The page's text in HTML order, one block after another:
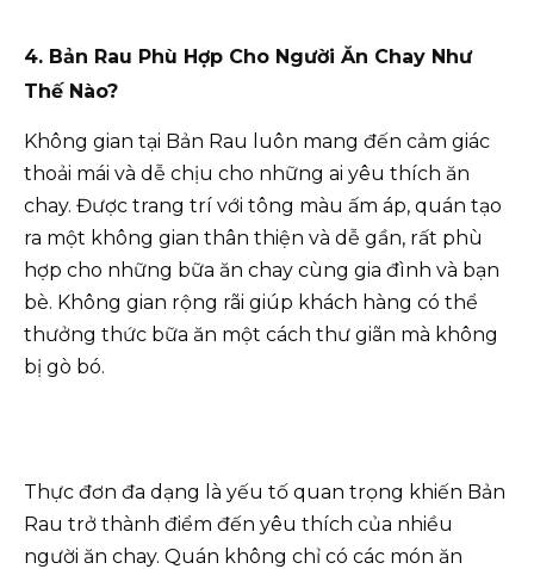
4. Bản Rau Phù Hợp Cho Người Ăn Chay Như
Thế Nào?
Không gian tại Bản Rau luôn mang đến cảm giác
thoải mái và dễ chịu cho những ai yêu thích ăn
chay. Được trang trí với tông màu ấm áp, quán tạo
ra một không gian thân thiện và dễ gần, rất phù
hợp cho những bữa ăn chay cùng gia đình và bạn
bè. Không gian rộng rãi giúp khách hàng có thể
thưởng thức bữa ăn một cách thư giãn mà không
bị gò bó.
Thực đơn đa dạng là yếu tố quan trọng khiến Bản
Rau trở thành điểm đến yêu thích của nhiều
người ăn chay. Quán không chỉ có các món ăn